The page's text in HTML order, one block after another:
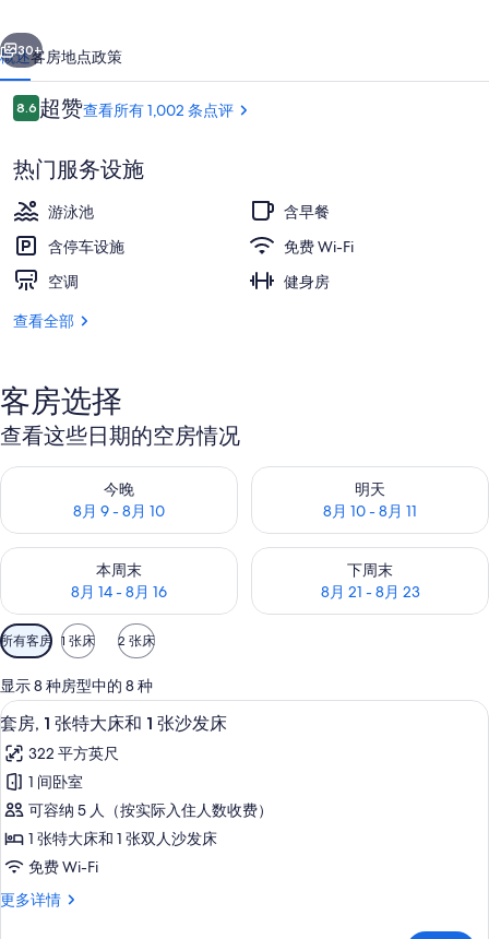
店
布
拉
德
福
德
的
照
片
室内游泳池
个 下一个
30+
概述客房地点政策
点
评
8.68.6/10
超赞查看所有 1,002 条点评
热门服务设施
游泳池
含早餐
含停车设施
免费 Wi-Fi
空调
健身房
查看全部
客房选择
查看这些日期的空房情况
今晚
8月 9 - 8月 10
查看今晚的空房情况：8月 9 - 8月 10
明天
8月 10 - 8月 11
查看明天的空房情况：8月 10 -
本周末
8月 14 - 8月 16
查看本周末的空房情况：8月 14 - 8月 16
下周末
8月 21 - 8月 23
查看下周末的空房情况：8月
可
用
的
客
房
筛
选
条
所有客房 1 张床 2 张床
显示 8 种房型中的 8 种
显
示
套
房,
1
张
特
大
客房内保险箱、办公桌、遮光窗帘、
1
套房, 1 张特大床和 1 张沙发床
322 平方英尺
1 间卧室
可容纳 5 人（按实际入住人数收费）
1 张特大床和 1 张双人沙发床
免费 Wi-Fi
更多详情
套